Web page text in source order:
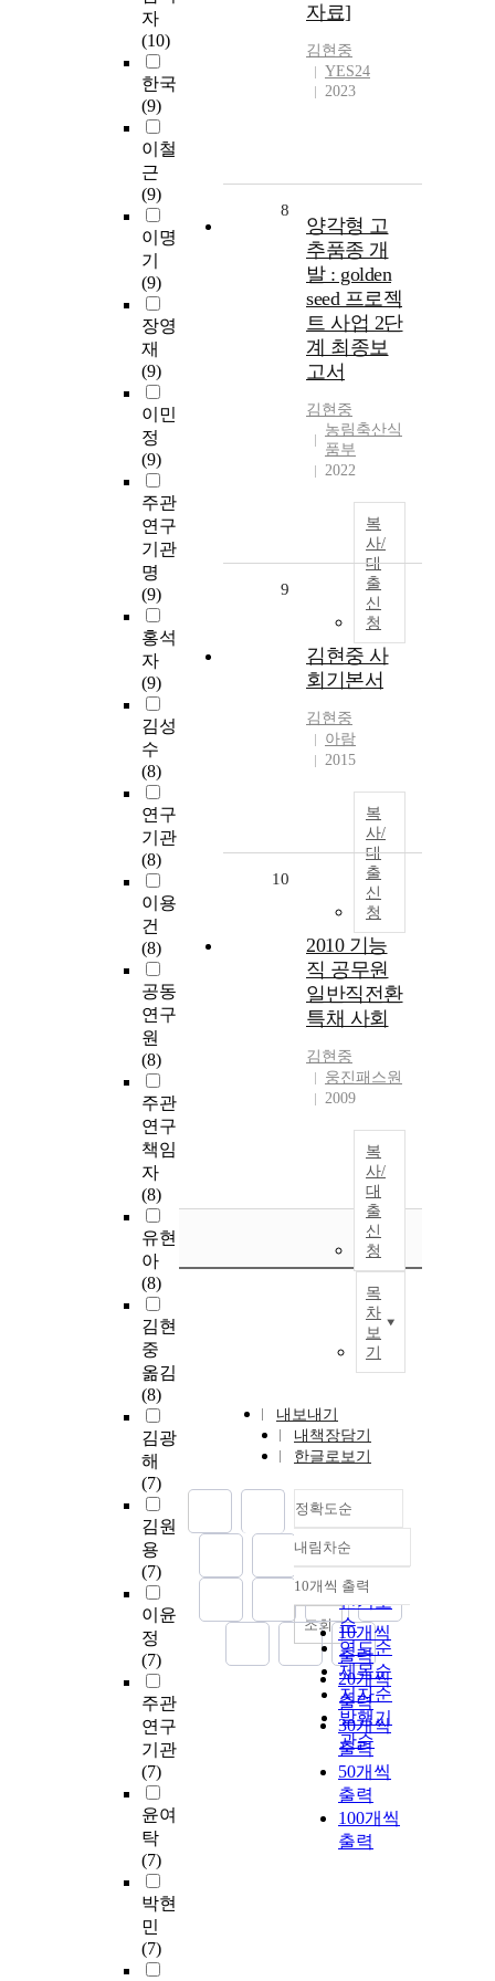
자
(10)
한국
(9)
이철
근
(9)
이명
기
(9)
장영
재
(9)
이민
정
(9)
주관
연구
기관
명
(9)
홍석
자
(9)
김성
수
(8)
연구
기관
(8)
이용
건
(8)
공동
연구
원
(8)
주관
연구
책임
자
(8)
유현
아
(8)
김현
중
옮김
(8)
김광
해
(7)
김원
용
(7)
이윤
정
(7)
주관
연구
기관
(7)
윤여
탁
(7)
박현
민
(7)
자료]
김현중
YES24
2023
8
양각형 고
추품종 개
발 : golden
seed 프로젝
트 사업 2단
계 최종보
고서
김현중
농림축산식
품부
2022
복
사/
대
출
신
청
9
김현중 사
회기본서
김현중
아람
2015
복
사/
대
출
신
청
10
2010 기능
직 공무원
일반직전환
특채 사회
김현중
웅진패스원
2009
복
사/
대
출
신
청
목
차
보
기
내보내기
내책장담기
한글로보기
정확도순
정확도
순
인기도
순
연도순
제목순
저자순
발행기
관순
내림차순
내림차순
10개씩 출력
10개씩
출력
20개씩
출력
30개씩
출력
50개씩
출력
100개씩
출력
조회